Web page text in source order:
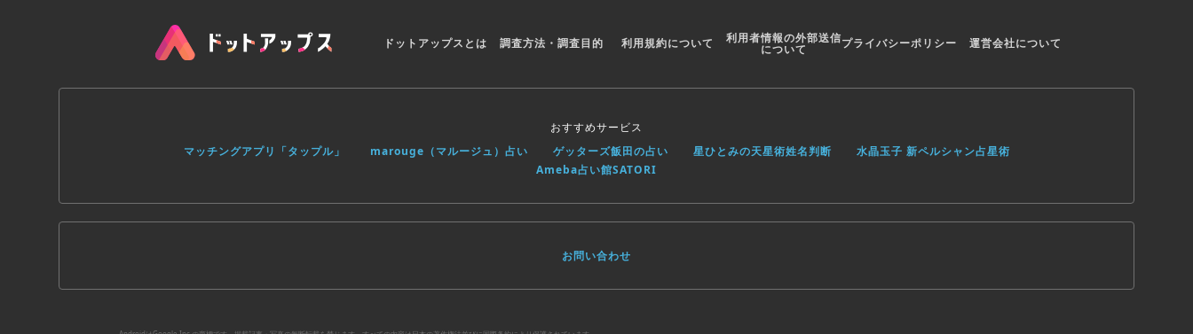
ドットアップスとは 調査方法・調査目的 利用規約について 利用者情報の外部送信
について プライバシーポリシー 運営会社について
おすすめサービス
マッチングアプリ「タップル」
marouge（マルージュ）占い ゲッターズ飯田の占い 星ひとみの天星術姓名判断
水晶玉子 新ペルシャン占星術
Ameba占い館SATORI
お問い合わせ